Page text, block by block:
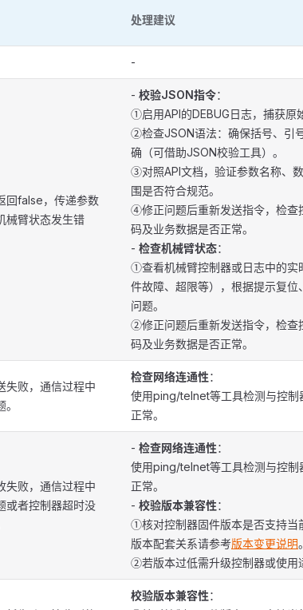
处理建议
-
回false，传递参数
械臂状态发生错
- 校验JSON指令：
①启用API的DEBUG日志，捕获原
②检查JSON语法：确保括号、引
确（可借助JSON校验工具）。
③对照API文档，验证参数名称、
围是否符合规范。
④修正问题后重新发送指令，检查
码及业务数据是否正常。
- 检查机械臂状态：
①查看机械臂控制器或日志中的实
件故障、超限等），根据提示复位
问题。
②修正问题后重新发送指令，检查
码及业务数据是否正常。
失败，通信过程中
检查网络连通性：
使用ping/telnet等工具检测与控制
正常。
失败，通信过程中
或者控制器超时没
- 检查网络连通性：
使用ping/telnet等工具检测与控制
正常。
- 校验版本兼容性：
①核对控制器固件版本是否支持当
版本配套关系请参考版本变更说明。
②若版本过低需升级控制器或使用
校验版本兼容性：